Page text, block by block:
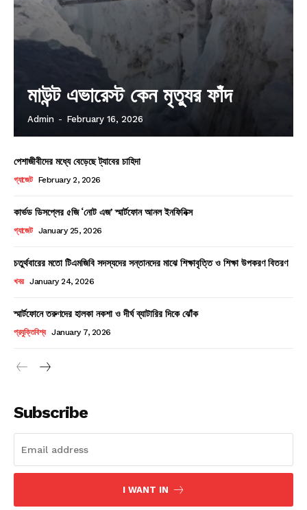
Company
About
Subscription Plans
মাউন্ট এভারেস্ট কেন মৃত্যুর ফাঁদ
Admin - February 16, 2026
পেশাজীবীদের মধ্যে বেড়েছে ট্যাবের চাহিদা
গ্যাজেট February 2, 2026
কার্ভড ডিসপ্লের ৫জি ‘নোট এজ’ স্মার্টফোন আনল ইনফিনিক্স
গ্যাজেট January 25, 2026
চতুর্থবারের মতো টিএমজিবি সদস্যদের সন্তানদের মাঝে শিক্ষাবৃত্তি ও শিক্ষা উপকরণ বিতরণ
খবর January 24, 2026
স্মার্টফোনে তরুণদের হালকা নকশা ও দীর্ঘ ব্যাটারির দিকে ঝোঁক
প্রযুক্তিবিশ্ব January 7, 2026
Subscribe
I WANT IN